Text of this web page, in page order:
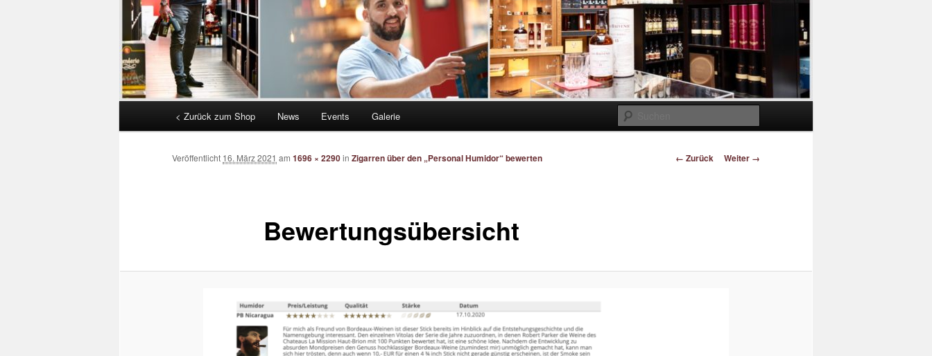
< Zurück zum Shop News Events Galerie
Bilder-
← Zurück Weiter →
Bewertungsübersicht
Veröffentlicht 16. März 2021 am 1696 × 2290in Zigarren über den „Personal Humidor“ bewerten